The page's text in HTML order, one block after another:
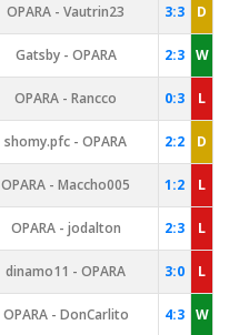
OPARA - Vautrin23 3:3 D
Gatsby - OPARA 2:3 W
OPARA - Rancco 0:3 L
shomy.pfc - OPARA 2:2 D
OPARA - Maccho005 1:2 L
OPARA - jodalton 2:3 L
dinamo11 - OPARA 3:0 L
OPARA - DonCarlito 4:3 W